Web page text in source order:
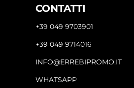
CONTATTI
+39 049 9703901
+39 049 9714016
INFO@ERREBIPROMO.IT
WHATSAPP